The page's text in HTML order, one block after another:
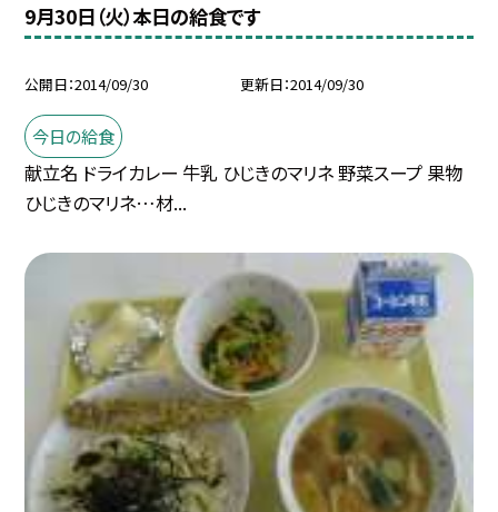
9月30日（火）本日の給食です
公開日 2014/09/30 更新日 2014/09/30
今日の給食
献立名 ドライカレー 牛乳 ひじきのマリネ 野菜スープ 果物
ひじきのマリネ…材...